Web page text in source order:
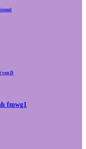
von D